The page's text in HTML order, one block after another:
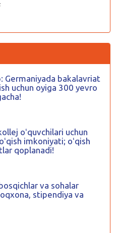
Germaniyada bakalavriat
uchun oyiga 300 yevro
oʻquvchilari uchun
imkoniyati; oʻqish
qoplanadi!
va sohalar
stipendiya va